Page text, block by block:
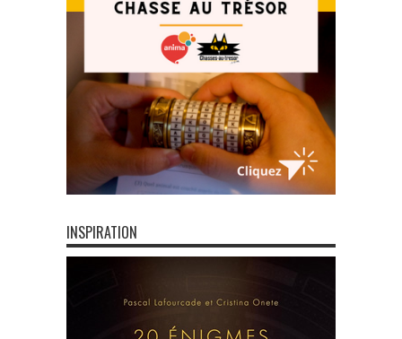
INSPIRATION